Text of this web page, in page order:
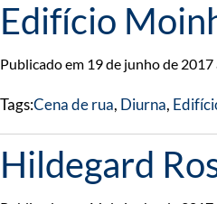
Edifício
Publicado em 19 de junho de 2017
Tags:Cena de rua, Diurna,
Hildegard